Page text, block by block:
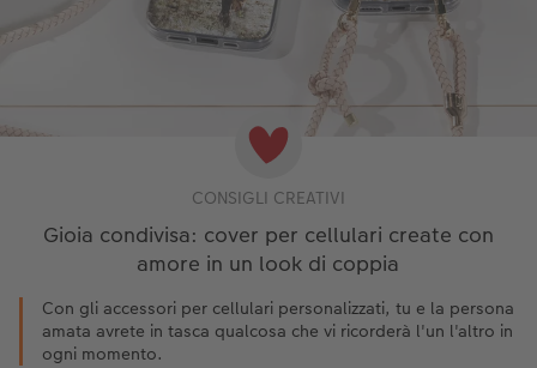
CONSIGLI CREATIVI
Gioia condivisa: cover per cellulari create con
amore in un look di coppia
Con gli accessori per cellulari personalizzati, tu e la persona
amata avrete in tasca qualcosa che vi ricorderà l'un l'altro in
ogni momento.